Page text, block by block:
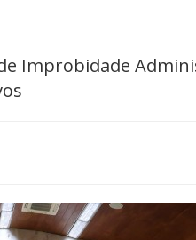
Improbidade